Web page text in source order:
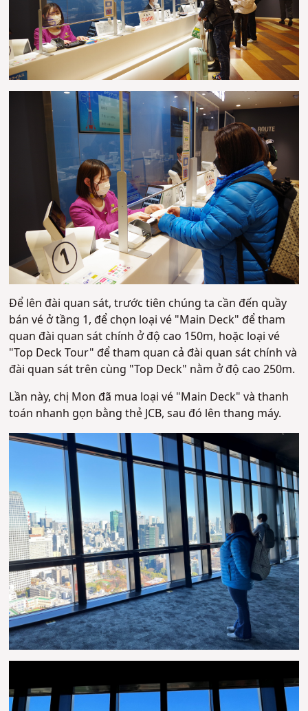
Để lên đài quan sát, trước tiên chúng ta cần đến quầy
bán vé ở tầng 1, để chọn loại vé "Main Deck" để tham
quan đài quan sát chính ở độ cao 150m, hoặc loại vé
"Top Deck Tour" để tham quan cả đài quan sát chính và
đài quan sát trên cùng "Top Deck" nằm ở độ cao 250m.
Lần này, chị Mon đã mua loại vé "Main Deck" và thanh
toán nhanh gọn bằng thẻ JCB, sau đó lên thang máy.